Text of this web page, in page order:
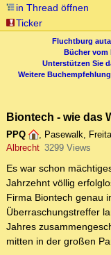
in Thread öffnen
Ticker
Fluchtburg
Bücher vom
Unterstützen Sie
Weitere
Biontech - wie das
PPQ , Pasewalk,
Albrecht 3299 Views
Es war schon
Jahrzehnt völlig
Firma Biontech genau
Überraschungstreffer
Jahres
mitten in der großen